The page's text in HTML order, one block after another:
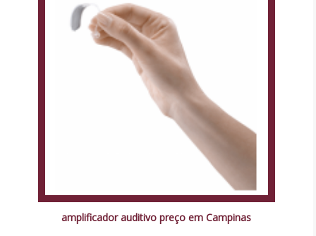
amplificador auditivo preço em Campinas